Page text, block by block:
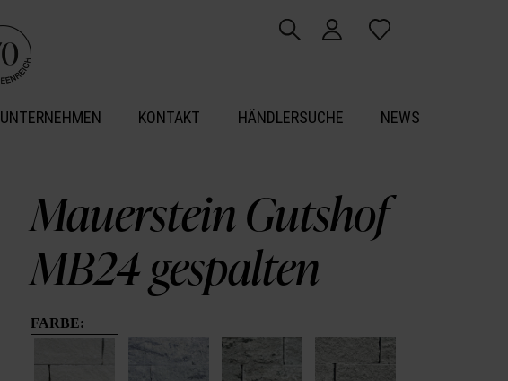
UNTERNEHMEN KONTAKT HÄNDLERSUCHE NEWS
Mauerstein Gutshof
MB24 gespalten
FARBE: